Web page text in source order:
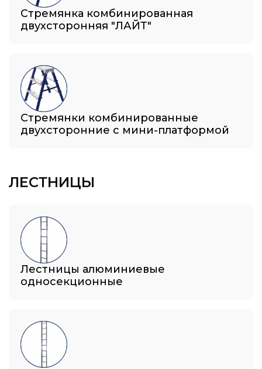
Стремянка комбинированная
двухсторонняя "ЛАЙТ"
Стремянки комбинированные
двухсторонние с мини-платформой
ЛЕСТНИЦЫ
Лестницы алюминиевые
односекционные